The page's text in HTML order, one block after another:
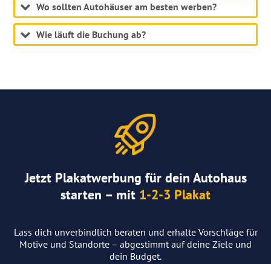
Wo sollten Autohäuser am besten werben?
Wie läuft die Buchung ab?
Jetzt Plakatwerbung für dein Autohaus
starten – mit 1-2-3 Plakat
Lass dich unverbindlich beraten und erhalte Vorschläge für
Motive und Standorte – abgestimmt auf deine Ziele und
dein Budget.